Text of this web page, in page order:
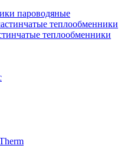
пароводяные
теплообменники
теплообменники